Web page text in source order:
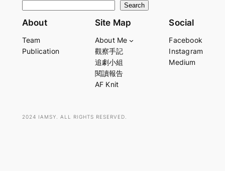
e
r
Search
About
Team
Publication
Site Map
About Me
觀察手記
追劇小組
閱讀報告
AF Knit
Social
Facebook
Instagram
Medium
2024 IAMSY. ALL RIGHTS RESERVED.